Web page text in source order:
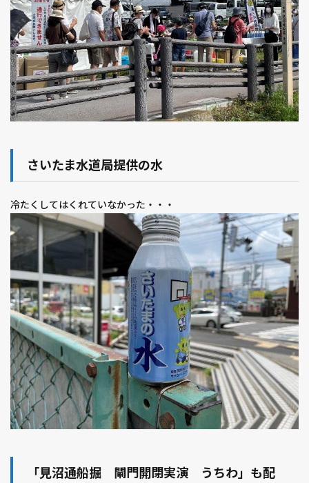
さいたま水道局提供の水
冷たくしてはくれていなかった・・・
「見沼通船掘 閘門開閉実演 うちわ」も配